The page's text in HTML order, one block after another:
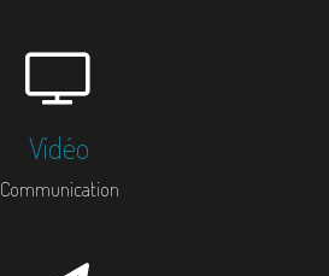
Vidéo
Communication